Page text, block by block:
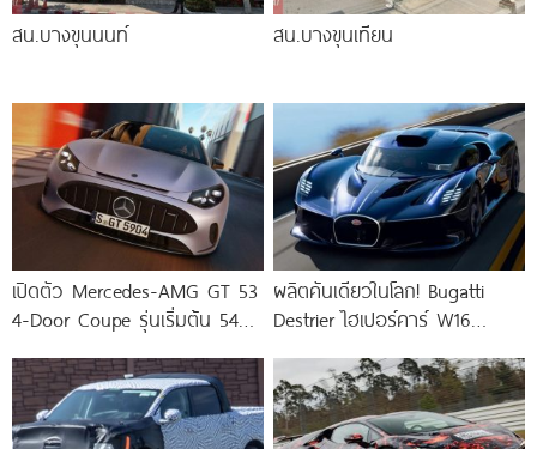
สน.บางขุนนนท์ สน.บางขุนเทียน
เปิดตัว Mercedes-AMG GT 53
4-Door Coupe รุ่นเริ่มต้น 544
ผลิตคันเดียวในโลก! Bugatti
Destrier ไฮเปอร์คาร์ W16
จากรถแข่ง Bugatti